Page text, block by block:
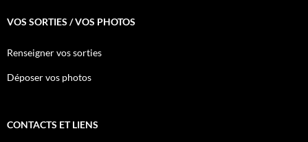
VOS SORTIES / VOS PHOTOS
Renseigner vos sorties
Déposer vos photos
CONTACTS ET LIENS